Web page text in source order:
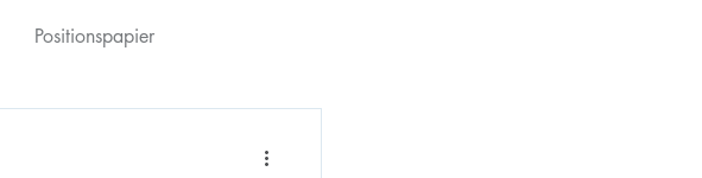
Positionspapier